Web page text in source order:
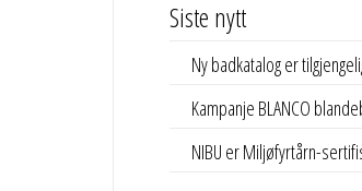
Siste nytt
Ny badkatalog er
Kampanje BLANCO
NIBU er Miljøfyrtårn-